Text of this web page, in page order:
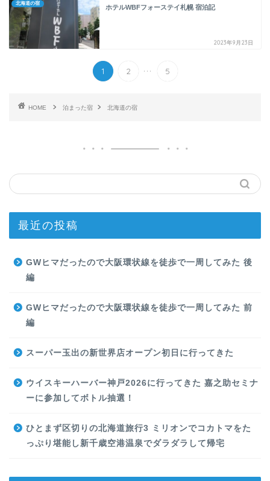
北海道の宿
ホテルWBFフォーステイ札幌 宿泊記
2023年9月23日
1 2 ... 5
HOME 泊まった宿 北海道の宿
最近の投稿
GWヒマだったので大阪環状線を徒歩で一周してみた 後
編
GWヒマだったので大阪環状線を徒歩で一周してみた 前
編
スーパー玉出の新世界店オープン初日に行ってきた
ウイスキーハーバー神戸2026に行ってきた 嘉之助セミナ
ーに参加してボトル抽選！
ひとまず区切りの北海道旅行3 ミリオンでコカトマをた
っぷり堪能し新千歳空港温泉でダラダラして帰宅